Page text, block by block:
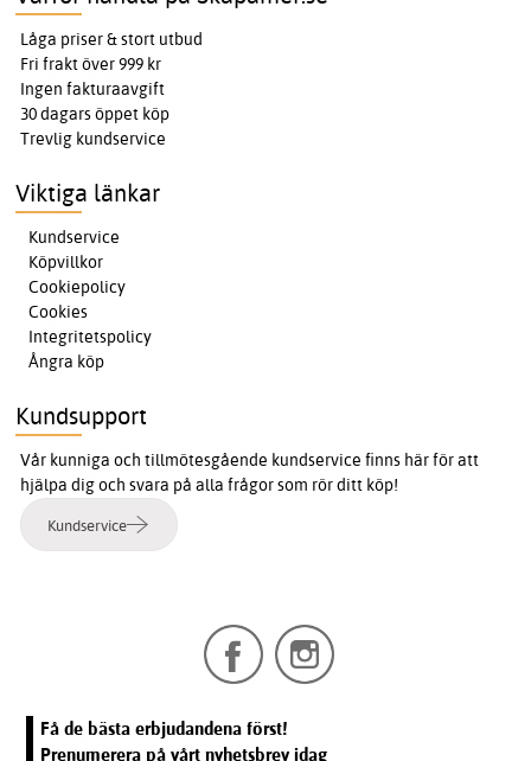
Låga priser & stort utbud
Fri frakt över 999 kr
Ingen fakturaavgift
30 dagars öppet köp
Trevlig kundservice
Viktiga länkar
Kundservice
Köpvillkor
Cookiepolicy
Cookies
Integritetspolicy
Ångra köp
Kundsupport
Vår kunniga och tillmötesgående kundservice finns här för att
hjälpa dig och svara på alla frågor som rör ditt köp!
Kundservice
Få de bästa erbjudandena först!
Prenumerera på vårt nyhetsbrev idag